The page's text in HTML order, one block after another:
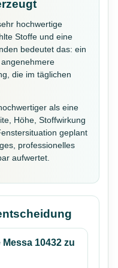
hochwertige
Stoffe und eine
bedeutet das: ein
die im täglichen
als eine
Höhe, Stoffwirkung
geplant
professionelles
aufwertet.
10432 zu